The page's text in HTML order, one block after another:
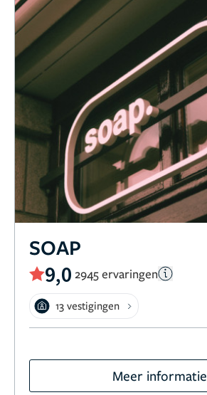
SOAP
9,0 2945 ervaringen
13 vestigingen
Meer informatie